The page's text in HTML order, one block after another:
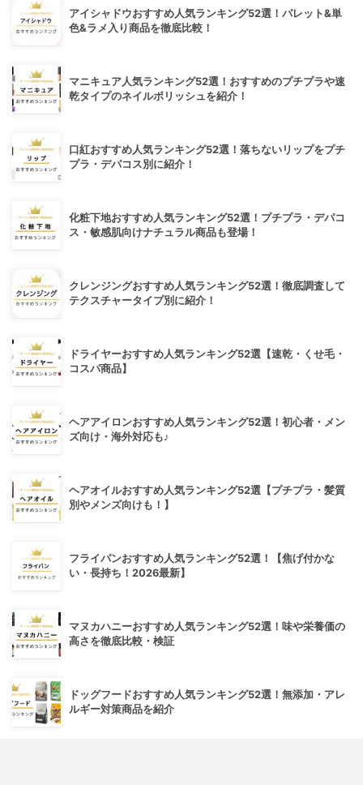
アイシャドウおすすめ人気ランキング52選！パレット&単
色&ラメ入り商品を徹底比較！
マニキュア人気ランキング52選！おすすめのプチプラや速
乾タイプのネイルポリッシュを紹介！
口紅おすすめ人気ランキング52選！落ちないリップをプチ
プラ・デパコス別に紹介！
化粧下地おすすめ人気ランキング52選！プチプラ・デパコ
ス・敏感肌向けナチュラル商品も登場！
クレンジングおすすめ人気ランキング52選！徹底調査して
テクスチャータイプ別に紹介！
ドライヤーおすすめ人気ランキング52選【速乾・くせ毛・
コスパ商品】
ヘアアイロンおすすめ人気ランキング52選！初心者・メン
ズ向け・海外対応も♪
ヘアオイルおすすめ人気ランキング52選【プチプラ・髪質
別やメンズ向けも！】
フライパンおすすめ人気ランキング52選！【焦げ付かな
い・長持ち！2026最新】
マヌカハニーおすすめ人気ランキング52選！味や栄養価の
高さを徹底比較・検証
ドッグフードおすすめ人気ランキング52選！無添加・アレ
ルギー対策商品を紹介